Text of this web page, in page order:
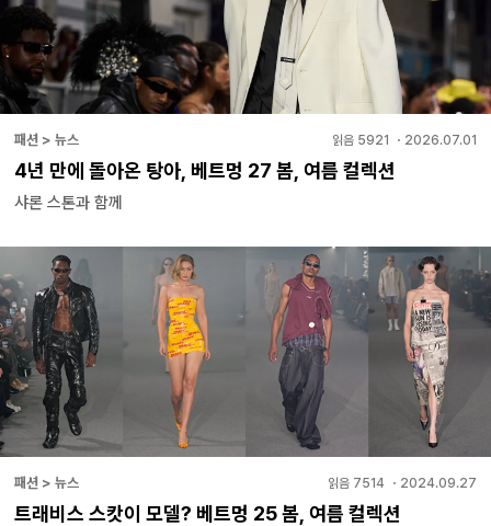
패션 > 뉴스 읽음 5921 ・ 2026.07.01
4년 만에 돌아온 탕아, 베트멍 27 봄, 여름 컬렉션
샤론 스톤과 함께
패션 > 뉴스 읽음 7514 ・ 2024.09.27
트래비스 스캇이 모델? 베트멍 25 봄, 여름 컬렉션